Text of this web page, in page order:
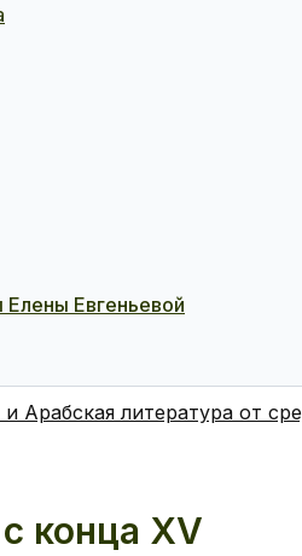
Евгеньевой
Арабская литература от
конца XV